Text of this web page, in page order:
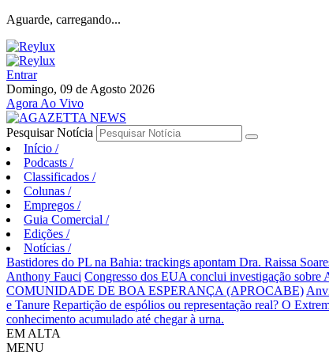
Aguarde, carregando...
Entrar
Domingo, 09 de Agosto 2026
Agora Ao Vivo
Pesquisar Notícia
Início /
Podcasts /
Classificados /
Colunas /
Empregos /
Guia Comercial /
Edições /
Notícias /
Bastidores do PL na Bahia: trackings apontam Dra. Raissa
Anthony Fauci Congresso dos EUA conclui investigação
COMUNIDADE DE BOA ESPERANÇA (APROCABE)
e Tanure Repartição de espólios ou representação real? O
conhecimento acumulado até chegar à urna.
EM ALTA
MENU